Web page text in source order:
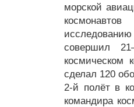
морской
совершил
космическом
сделал 120
2-й полёт в
командира